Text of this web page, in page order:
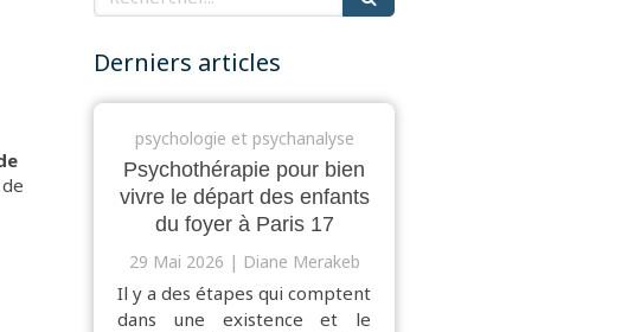
Derniers articles
psychologie et psychanalyse
Psychothérapie pour bien
vivre le départ des enfants
du foyer à Paris 17
29 Mai 2026 Diane Merakeb
Il y a des étapes qui comptent
dans une existence et le